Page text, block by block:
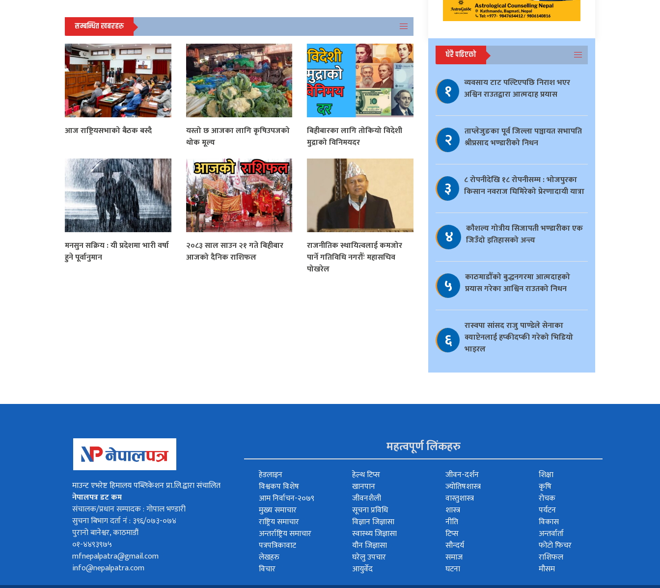
सम्बन्धित खबरहरु
आज राष्ट्रियसभाको बैठक बस्दै
यस्तो छ आजका लागि कृषिउपजको
थोक मूल्य
बिहीबारका लागि तोकियो विदेशी
मुद्राको विनिमयदर
मनसुन सक्रिय : यी प्रदेशमा भारी वर्षा
हुने पूर्वानुमान
२०८३ साल साउन २१ गते बिहीबार
आजको दैनिक राशिफल
राजनीतिक स्थायित्वलाई कमजोर
पार्ने गतिविधि नगरौँः महासचिव
पोखरेल
धेरै पढिएको
१
व्यवसाय टाट पल्टिएपछि निराश भएर
अश्विन राउतद्वारा आत्मदाह प्रयास
२
ताप्लेजुङका पूर्व जिल्ला पञ्चायत सभापति
श्रीप्रसाद भण्डारीको निधन
३
८ रोपनीदेखि १८ रोपनीसम्म : भोजपुरका
किसान नवराज घिमिरेको प्रेरणादायी यात्रा
४
काैशल्य गोत्रीय सिजापती भण्डारीका एक
जिउँदो इतिहासको अन्त्य
५
काठमाडौँको बुद्धनगरमा आत्मदाहको
प्रयास गरेका आश्विन राउतको निधन
६
रास्वपा सांसद राजु पाण्डेले सेनाका
क्याप्टेनलाई हप्कीदप्की गरेको भिडियो
भाइरल
माउन्ट एभरेष्ट हिमालय पब्लिकेशन प्रा.लि.द्वारा संचालित
नेपालपत्र डट कम
संचालक/प्रधान सम्पादक : गोपाल भण्डारी
सुचना बिभाग दर्ता नं : ३९६/०७३-०७४
पुरानो बानेश्वर, काठमाडौं
०१-४४९३९७५
mfnepalpatra@gmail.com
info@nepalpatra.com
महत्वपूर्ण लिंकहरु
हेडलाइन
विश्वकप विशेष
आम निर्वाचन-२०७९
मुख्य समाचार
राष्ट्रिय समाचार
अन्तर्राष्ट्रिय समाचार
पत्रपत्रिकावाट
लेखहरु
विचार
हेल्थ टिप्स
खानपान
जीवनशैली
सूचना प्रविधि
विज्ञान जिज्ञासा
स्वास्थ्य जिज्ञासा
यौन जिज्ञासा
घरेलु उपचार
आयुर्वेद
जीवन-दर्शन
ज्योतिषशास्त्र
वास्तुशास्त्र
शास्त्र
नीति
टिप्स
सौन्दर्य
समाज
घटना
शिक्षा
कृषि
रोचक
पर्यटन
विकास
अन्तर्वार्ता
फोटो फिचर
राशिफल
मौसम